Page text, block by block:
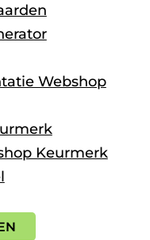
Webshop
Keurmerk